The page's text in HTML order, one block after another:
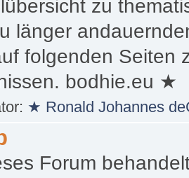
Wissen und
zu
länger
folgenden Seiten
bodhie.eu ★